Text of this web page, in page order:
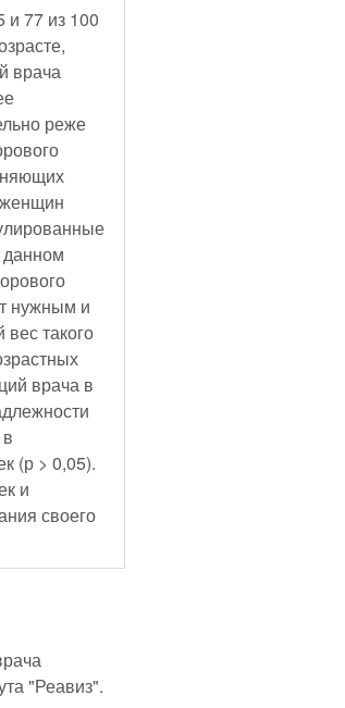
врача
реже
женщин
нужным и
такого
врача в
(р > 0,05).
своего
"Реавиз".